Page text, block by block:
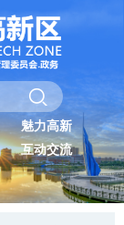
魅力高新
互动交流